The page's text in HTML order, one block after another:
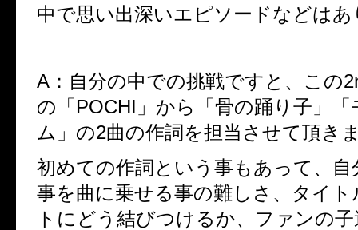
中で思い出深いエピソードなどは
A：自分の中での挑戦ですと、この
の「 POCHI 」から「骨の踊り子」
ム」の2曲の作詞を担当させて頂き
初めての作詞という事もあって、
事を曲に乗せる事の難しさ、タイ
トにどう結びつけるか、ファンの